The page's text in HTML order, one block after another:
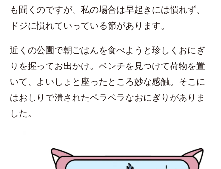
も聞くのですが、私の場合は早起きには慣れず、
ドジに慣れていっている節があります。
近くの公園で朝ごはんを食べようと珍しくおにぎ
りを握ってお出かけ。ベンチを見つけて荷物を置
いて、よいしょと座ったところ妙な感触。そこに
はおしりで潰されたペラペラなおにぎりがありま
した。